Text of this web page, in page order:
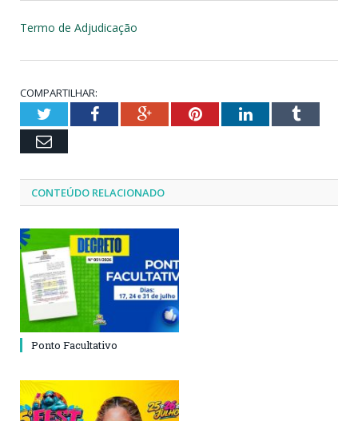
Termo de Adjudicação
COMPARTILHAR:
TwitterFacebookGoogle+PinterestLinkedInTumblr
Email
CONTEÚDO RELACIONADO
Ponto Facultativo